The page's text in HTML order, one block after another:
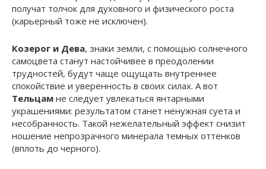
получат толчок для духовного и физического роста
(карьерный тоже не исключен).
Козерог и Дева, знаки земли, с помощью солнечного
самоцвета станут настойчивее в преодолении
трудностей, будут чаще ощущать внутреннее
спокойствие и уверенность в своих силах. А вот
Тельцам не следует увлекаться янтарными
украшениями: результатом станет ненужная суета и
несобранность. Такой нежелательный эффект снизит
ношение непрозрачного минерала темных оттенков
(вплоть до черного).